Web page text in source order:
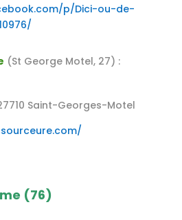
p/Dici-ou-de-
(St George Motel, 27) :
Saint-Georges-Motel
(76)